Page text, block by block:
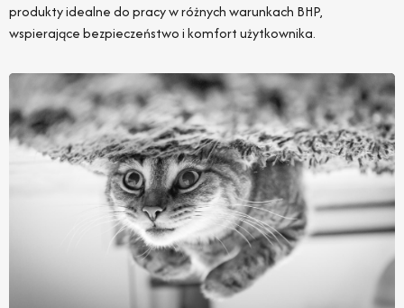
produkty idealne do pracy w różnych warunkach BHP,
wspierające bezpieczeństwo i komfort użytkownika.